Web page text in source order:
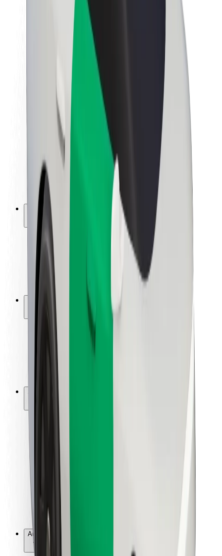
À propos de Bolt
La durabilité chez Bolt
Project Zero
Actualités
Lignes directrices de marque
Notre mission
Relations investisseurs
Équipe de direction
La marque
Ressources
Fonds urbain
Sécurité
Sécurité des passagers
Sécurité des chauffeurs
Sécurité à trottinette
Safety Lab
Villes
Emplacements
Solutions pour les villes
Aéroports
Stations de charge Bolt
Support
Pour les passagers
Pour les chauffeurs
Bolt Food
Pour les propriétaires de flotte
Pour les restaurants
Bolt for Business
Autres